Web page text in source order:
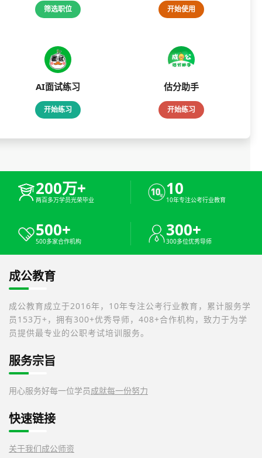
筛选职位 开始使用
AI面试练习
开始练习
估分助手
开始练习
200万+
两百多万学员光荣毕业
10
10年专注公考行业教育
500+
500多家合作机构
300+
300多位优秀导师
成公教育
成公教育成立于2016年，10年专注公考行业教育，累计服务学
员153万+，拥有300+优秀导师，408+合作机构，致力于为学
员提供最专业的公职考试培训服务。
服务宗旨
用心服务好每一位学员成就每一份努力
快速链接
关于我们成公师资